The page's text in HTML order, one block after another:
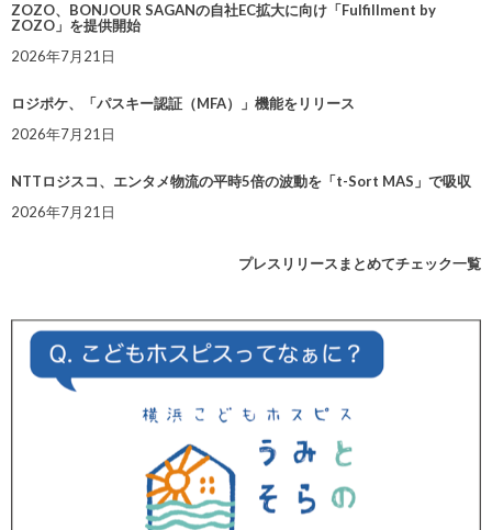
ZOZO、BONJOUR SAGANの自社EC拡大に向け「Fulfillment by
ZOZO」を提供開始
2026年7月21日
ロジポケ、「パスキー認証（MFA）」機能をリリース
2026年7月21日
NTTロジスコ、エンタメ物流の平時5倍の波動を「t-Sort MAS」で吸収
2026年7月21日
プレスリリースまとめてチェック一覧